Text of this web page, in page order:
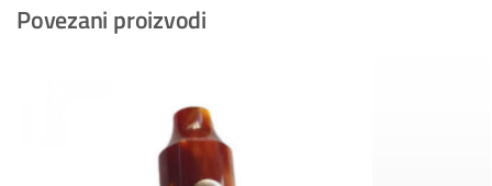
Povezani proizvodi